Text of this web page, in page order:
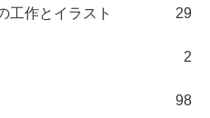
工作とイラスト 29
2
98